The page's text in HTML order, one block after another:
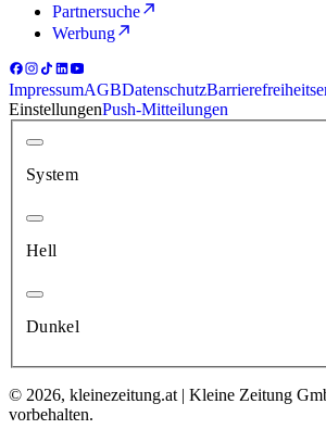
Partnersuche
Werbung
ImpressumAGBDatenschutz
EinstellungenPush-Mitteilungen
System
Hell
Dunkel
© 2026, kleinezeitung.at | Kleine Zeitung
vorbehalten.